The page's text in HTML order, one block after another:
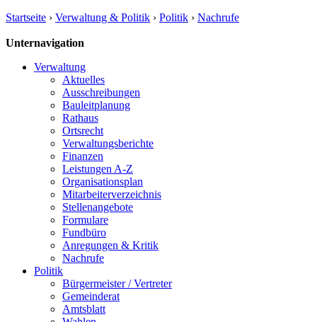
Startseite › Verwaltung & Politik › Politik › Nachrufe
Unternavigation
Verwaltung
Aktuelles
Ausschreibungen
Bauleitplanung
Rathaus
Ortsrecht
Verwaltungsberichte
Finanzen
Leistungen A-Z
Organisationsplan
Mitarbeiterverzeichnis
Stellenangebote
Formulare
Fundbüro
Anregungen & Kritik
Nachrufe
Politik
Bürgermeister / Vertreter
Gemeinderat
Amtsblatt